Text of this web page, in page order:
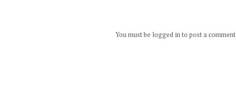
You must be logged in to post a comment